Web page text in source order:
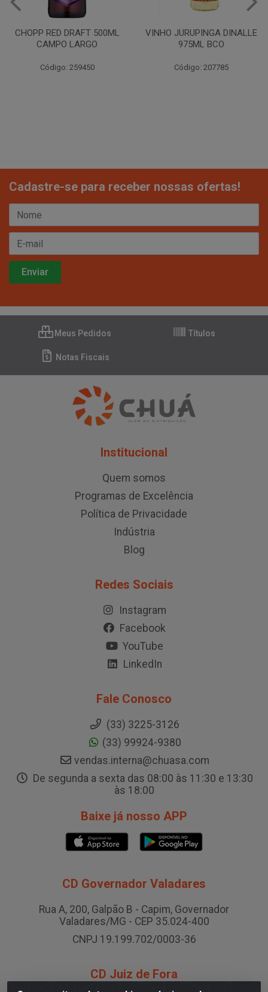
VINHO JURUPINGA DINALLE
975ML BCO
Código: 207785
750ML CAMPO LARGO
Cadastre-se para receber nossas ofertas!
Meus Pedidos Títulos
Notas Fiscais
Institucional
Quem somos
Programas de Excelência
Política de Privacidade
Indústria
Blog
Redes Sociais
Instagram
Facebook
YouTube
LinkedIn
Fale Conosco
(33) 3225-3126
(33) 99924-9380
vendas.interna@chuasa.com
De segunda a sexta das 08:00 às 11:30 e 13:30
às 18:00
Baixe já nosso APP
CD Governador Valadares
Rua A, 200, Galpão B - Capim, Governador
Valadares/MG - CEP 35.024-400
CNPJ 19.199.702/0003-36
CD Juiz de Fora